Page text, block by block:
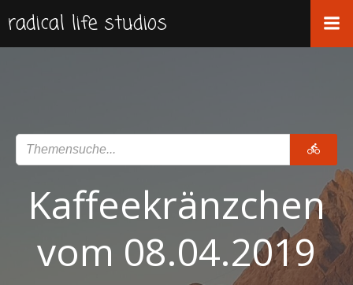
springen
radical life studios
Kaffeekränzchen
vom 08.04.2019